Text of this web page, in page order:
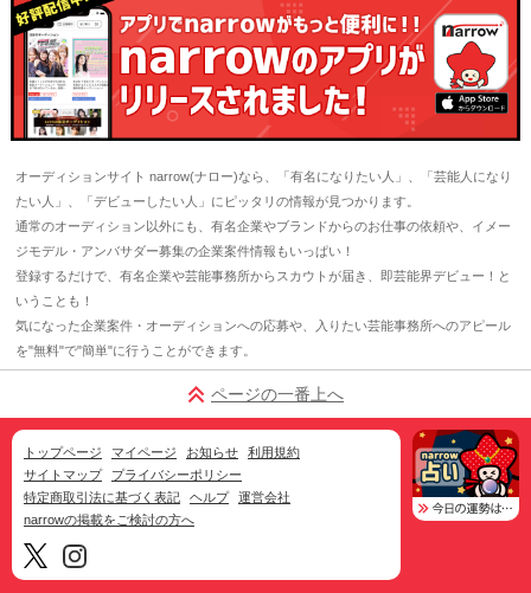
オーディションサイト narrow(ナロー)なら、「有名になりたい人」、「芸能人になり
たい人」、「デビューしたい人」にピッタリの情報が見つかります。
通常のオーディション以外にも、有名企業やブランドからのお仕事の依頼や、イメー
ジモデル・アンバサダー募集の企業案件情報もいっぱい！
登録するだけで、有名企業や芸能事務所からスカウトが届き、即芸能界デビュー！と
いうことも！
気になった企業案件・オーディションへの応募や、入りたい芸能事務所へのアピール
を"無料"で"簡単"に行うことができます。
ページの一番上へ
トップページ マイページ お知らせ
利用規約
サイトマップ
プライバシーポリシー
特定商取引法に基づく表記
ヘルプ
運営会社
narrowの掲載をご検討の方へ